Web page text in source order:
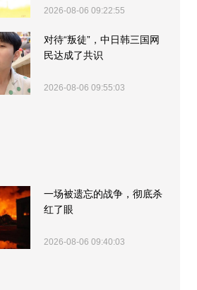
2026-08-06 09:22:55
对待“叛徒”，中日韩三国网
民达成了共识
2026-08-06 09:55:03
一场被遗忘的战争，彻底杀
红了眼
2026-08-06 09:40:03